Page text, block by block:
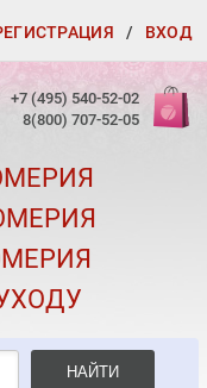
/ ВХОД
+7 (495) 540-52-02
8(800) 707-52-05
НАЙТИ